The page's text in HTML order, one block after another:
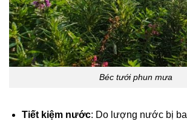
Béc tưới phun mưa
Tiết kiệm nước: Do lượng nước bị